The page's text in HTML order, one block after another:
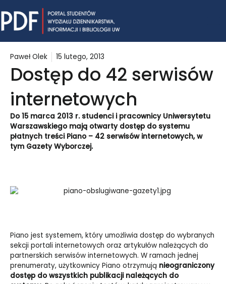
to
content
Paweł Olek 15 lutego, 2013
Dostęp do 42 serwisów
internetowych
Do 15 marca 2013 r. studenci i pracownicy Uniwersytetu
Warszawskiego mają otwarty dostęp do systemu
płatnych treści Piano – 42 serwisów internetowych, w
tym Gazety Wyborczej.
Piano jest systemem, który umożliwia dostęp do wybranych
sekcji portali internetowych oraz artykułów należących do
partnerskich serwisów internetowych. W ramach jednej
prenumeraty, użytkownicy Piano otrzymują nieograniczony
dostęp do wszystkich publikacji należących do